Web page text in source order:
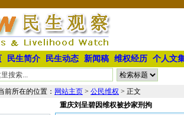
民生简介 民生动态 新闻稿 维权经历 个人文
前所在的位置： 网站主页 > 公民维权 > 正文
重庆刘呈碧因维权被抄家刑拘